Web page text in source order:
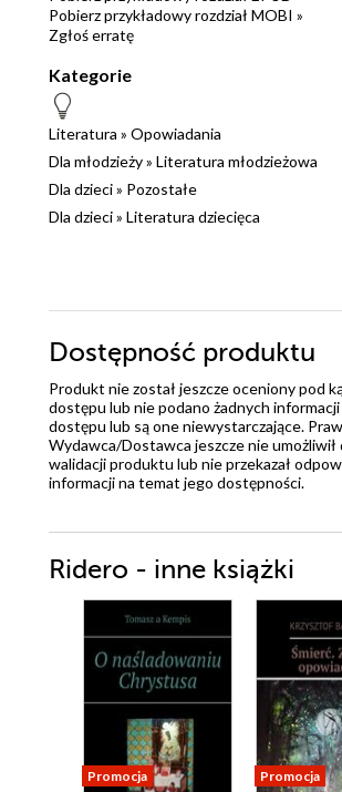
Pobierz przykładowy rozdział MOBI »
Zgłoś erratę
Kategorie
Literatura » Opowiadania
Dla młodzieży» Literatura młodzieżowa
Dla dzieci» Pozostałe
Dla dzieci» Literatura dziecięca
Dostępność produktu
Produkt nie został jeszcze oceniony pod
dostępu lub nie podano żadnych
dostępu lub są one niewystarczające.
Wydawca/Dostawca jeszcze nie umożliwił
walidacji produktu lub nie przekazał
informacji na temat jego dostępności.
Ridero - inne książki
Promocja Promocja